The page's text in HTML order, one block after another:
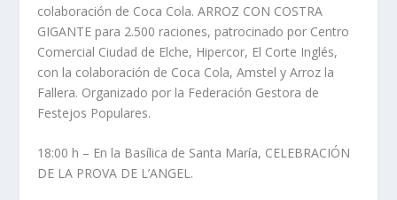
colaboración de Coca Cola. ARROZ CON COSTRA
GIGANTE para 2.500 raciones, patrocinado por Centro
Comercial Ciudad de Elche, Hipercor, El Corte Inglés,
con la colaboración de Coca Cola, Amstel y Arroz la
Fallera. Organizado por la Federación Gestora de
Festejos Populares.
18:00 h – En la Basílica de Santa María, CELEBRACIÓN
DE LA PROVA DE L’ANGEL.